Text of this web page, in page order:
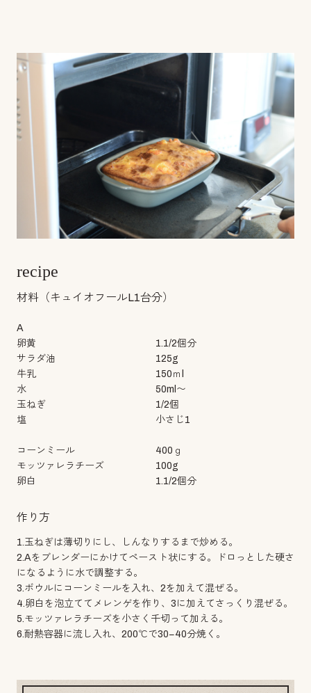
recipe
材料（キュイオフールL1台分）
A
卵黄
サラダ油
牛乳
水
玉ねぎ
塩
コーンミール
モッツァレラチーズ
卵白
1.1/2個分
125g
150ｍl
50ml〜
1/2個
小さじ1
400ｇ
100g
1.1/2個分
作り方
1.玉ねぎは薄切りにし、しんなりするまで炒める。
2.Aをブレンダーにかけてペースト状にする。ドロっとした硬さ
になるように水で調整する。
3.ボウルにコーンミールを入れ、2を加えて混ぜる。
4.卵白を泡立ててメレンゲを作り、3に加えてさっくり混ぜる。
5.モッツァレラチーズを小さく千切って加える。
6.耐熱容器に流し入れ、200℃で30−40分焼く。